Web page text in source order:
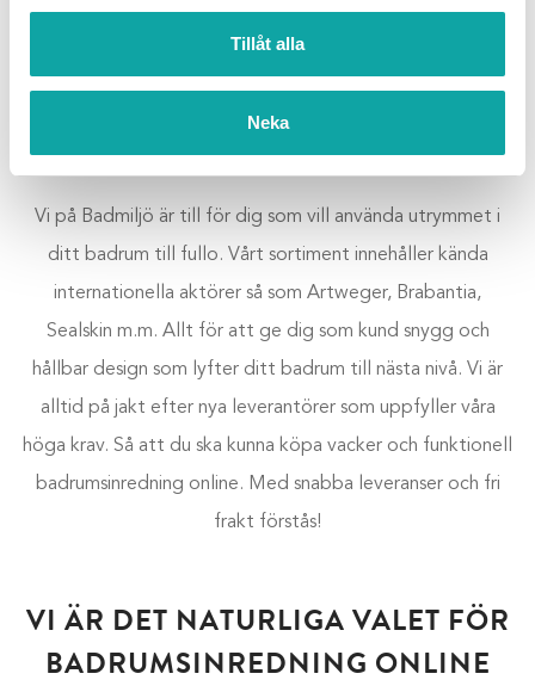
Tillåt alla
Neka
FÖRVERKLIGA DIN
BADRUMSDRÖM MED OSS PÅ
BADMILJÖ
Vi på Badmiljö är till för dig som vill använda utrymmet i
ditt badrum till fullo. Vårt sortiment innehåller kända
internationella aktörer så som Artweger, Brabantia,
Sealskin m.m. Allt för att ge dig som kund snygg och
hållbar design som lyfter ditt badrum till nästa nivå. Vi är
alltid på jakt efter nya leverantörer som uppfyller våra
höga krav. Så att du ska kunna köpa vacker och funktionell
badrumsinredning online. Med snabba leveranser och fri
frakt förstås!
VI ÄR DET NATURLIGA VALET FÖR
BADRUMSINREDNING ONLINE